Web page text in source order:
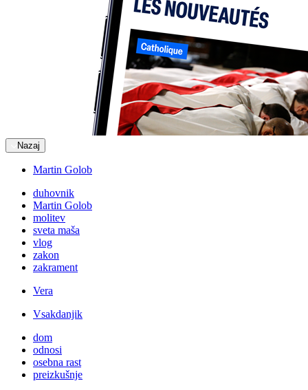
Nazaj
Martin Golob
duhovnik
Martin Golob
molitev
sveta maša
vlog
zakon
zakrament
Vera
Vsakdanjik
dom
odnosi
osebna rast
preizkušnje